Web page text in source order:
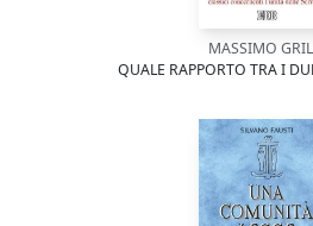
MASSIMO
QUALE RAPPORTO TRA I